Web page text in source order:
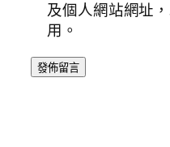
及個人網站網址
用。